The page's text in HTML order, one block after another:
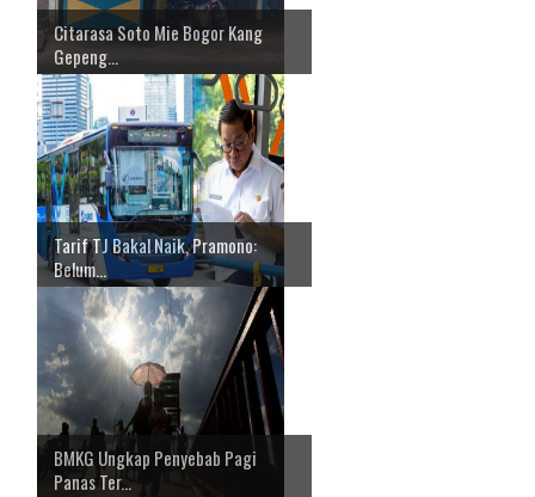
Citarasa Soto Mie Bogor Kang
Gepeng...
Tarif TJ Bakal Naik, Pramono:
Belum...
BMKG Ungkap Penyebab Pagi
Panas Ter...